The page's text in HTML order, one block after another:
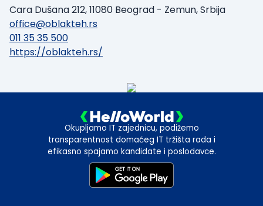
Cara Dušana 212, 11080 Beograd - Zemun, Srbija
office@oblakteh.rs
011 35 35 500
https://oblakteh.rs/
Okupljamo IT zajednicu, podižemo
transparentnost domaćeg IT tržišta rada i
efikasno spajamo kandidate i poslodavce.